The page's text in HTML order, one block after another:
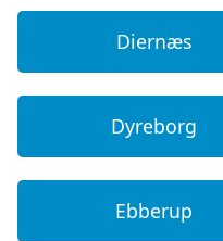
Diernæs
Dyreborg
Ebberup